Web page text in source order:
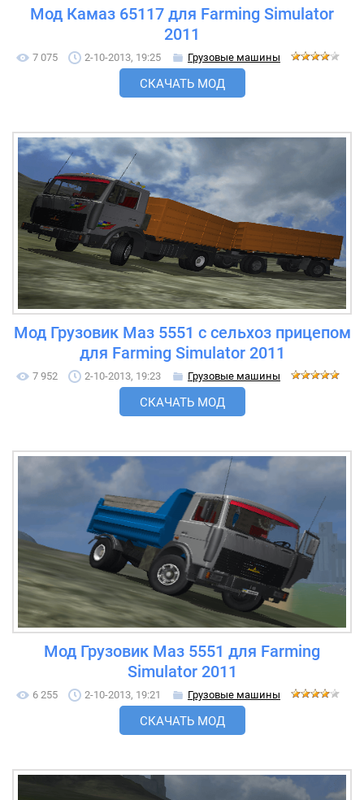
Мод Камаз 65117 для Farming Simulator
2011
7 075 2-10-2013, 19:25 Грузовые машины
СКАЧАТЬ МОД
Мод Грузовик Маз 5551 с сельхоз прицепом
для Farming Simulator 2011
7 952 2-10-2013, 19:23 Грузовые машины
СКАЧАТЬ МОД
Мод Грузовик Маз 5551 для Farming
Simulator 2011
6 255 2-10-2013, 19:21 Грузовые машины
СКАЧАТЬ МОД